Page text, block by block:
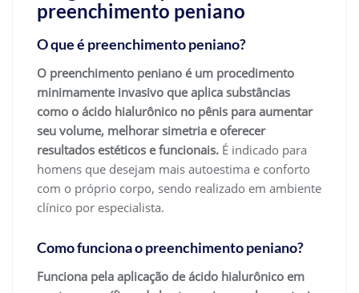
preenchimento peniano
O que é preenchimento peniano?
O preenchimento peniano é um procedimento
minimamente invasivo que aplica substâncias
como o ácido hialurônico no pênis para aumentar
seu volume, melhorar simetria e oferecer
resultados estéticos e funcionais. É indicado para
homens que desejam mais autoestima e conforto
com o próprio corpo, sendo realizado em ambiente
clínico por especialista.
Como funciona o preenchimento peniano?
Funciona pela aplicação de ácido hialurônico em